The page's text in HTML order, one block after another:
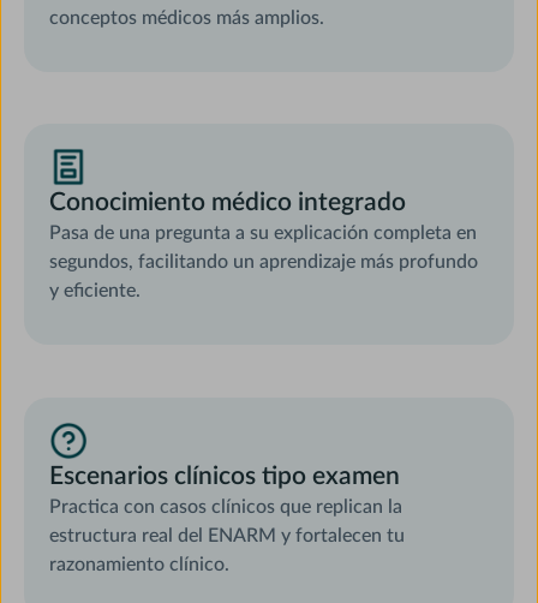
conceptos médicos más amplios.
Conocimiento médico integrado
Pasa de una pregunta a su explicación completa en
segundos, facilitando un aprendizaje más profundo
y eficiente.
Escenarios clínicos tipo examen
Practica con casos clínicos que replican la
estructura real del ENARM y fortalecen tu
razonamiento clínico.